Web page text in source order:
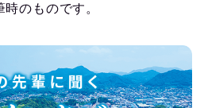
のものです。